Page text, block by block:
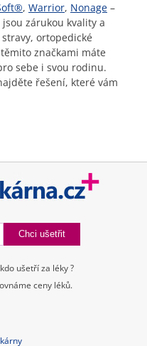
, Warrior, Nonage –
zárukou kvality a
ortopedické
značkami máte
sebe i svou rodinu.
řešení, které vám
ušetří za léky ?
ceny léků.